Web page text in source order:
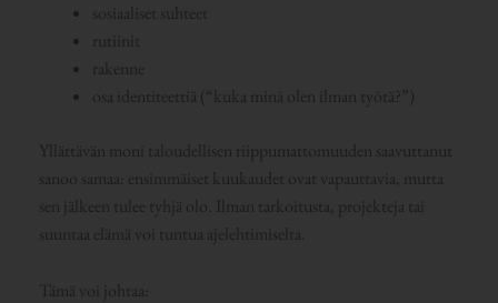
sosiaaliset suhteet
rutiinit
rakenne
osa identiteettiä (“kuka minä olen ilman työtä?”)
Yllättävän moni taloudellisen riippumattomuuden saavuttanut
sanoo samaa: ensimmäiset kuukaudet ovat vapauttavia, mutta
sen jälkeen tulee tyhjä olo. Ilman tarkoitusta, projekteja tai
suuntaa elämä voi tuntua ajelehtimiselta.
Tämä voi johtaa: